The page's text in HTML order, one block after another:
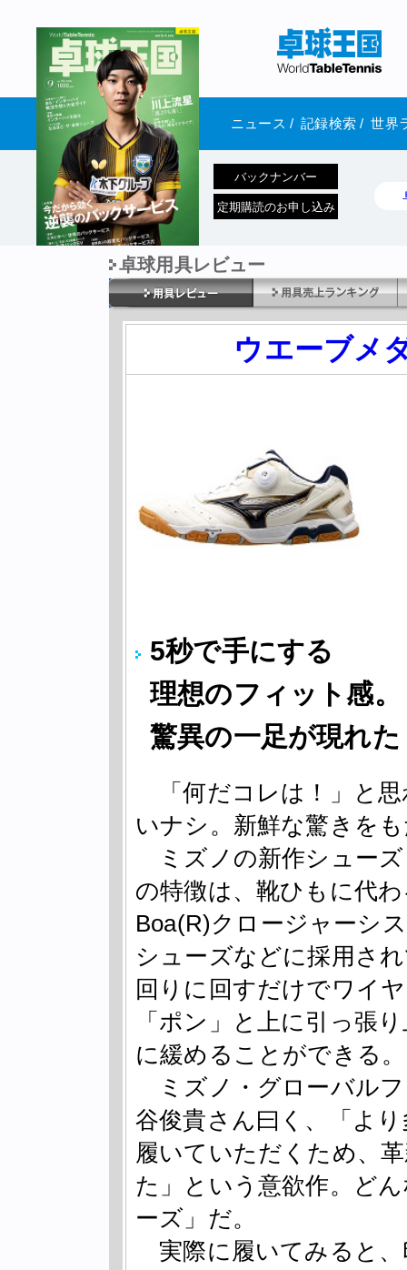
ニュース / 記録検索 / 世界
1970年1月01日 発売
バックナンバー
定期購読のお申し込み
卓球用具レビュー
ウエーブメ
5秒で手にする
理想のフィット感。
驚異の一足が現れた
「何だコレは！」と思
いナシ。新鮮な驚きを
ミズノの新作シューズ
の特徴は、靴ひもに代
Boa(R)クロージャーシ
シューズなどに採用さ
回りに回すだけでワイ
「ポン」と上に引っ張
に緩めることができる。
ミズノ・グローバル
谷俊貴さん曰く、「よ
履いていただくため、
た」という意欲作。ど
ーズ」だ。
実際に履いてみると、